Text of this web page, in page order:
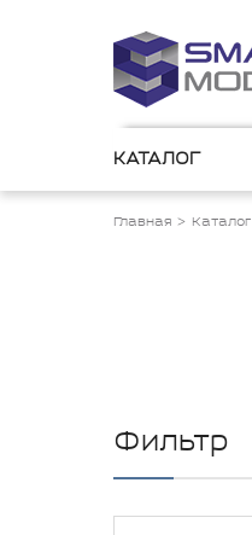
КАТАЛОГ
Главная Каталог
Фильтр